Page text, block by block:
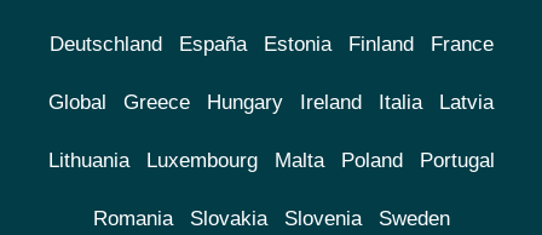
Deutschland España Estonia Finland France
Global Greece Hungary Ireland Italia Latvia
Lithuania Luxembourg Malta Poland Portugal
Romania Slovakia Slovenia Sweden